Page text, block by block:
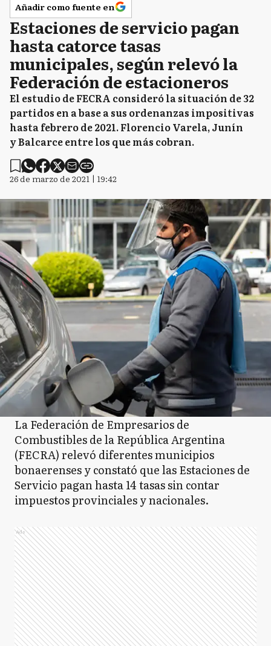
Añadir como fuente en
Estaciones de servicio pagan
hasta catorce tasas
municipales, según relevó la
Federación de estacioneros
El estudio de FECRA consideró la situación de 32
partidos en a base a sus ordenanzas impositivas
hasta febrero de 2021. Florencio Varela, Junín
y Balcarce entre los que más cobran.
26 de marzo de 2021 | 19:42
La Federación de Empresarios de
Combustibles de la República Argentina
(FECRA) relevó diferentes municipios
bonaerenses y constató que las Estaciones de
Servicio pagan hasta 14 tasas sin contar
impuestos provinciales y nacionales.
Ads